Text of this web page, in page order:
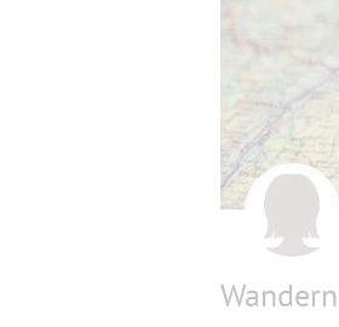
Wandern